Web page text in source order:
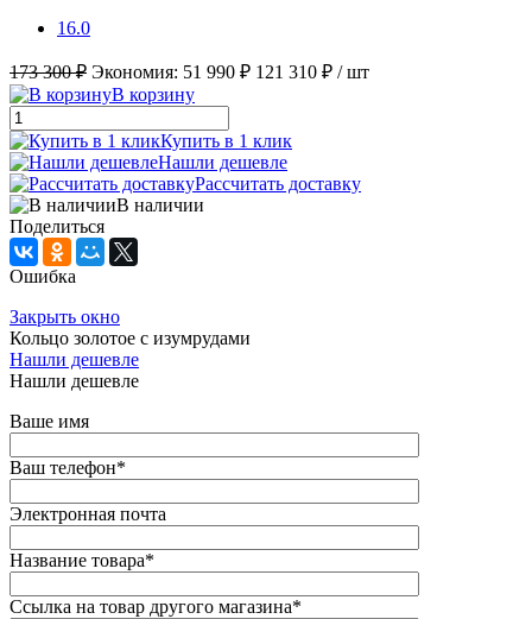
16.0
173 300 ₽ Экономия: 51 990 ₽ 121 310 ₽ / шт
В корзину
Купить в 1 клик
Нашли дешевле
Рассчитать доставку
В наличии
Поделиться
Ошибка
Закрыть окно
Кольцо золотое с изумрудами
Нашли дешевле
Нашли дешевле
Ваше имя
Ваш телефон*
Электронная почта
Название товара*
Ссылка на товар другого магазина*